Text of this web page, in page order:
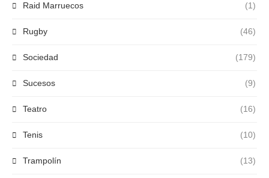
Raid Marruecos (1)
Rugby (46)
Sociedad (179)
Sucesos (9)
Teatro (16)
Tenis (10)
Trampolín (13)